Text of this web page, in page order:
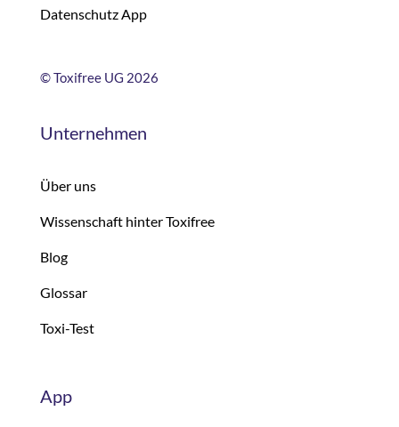
Datenschutz App
©Toxifree UG 2026
Unternehmen
Über uns
Wissenschaft hinter Toxifree
Blog
Glossar
Toxi-Test
App